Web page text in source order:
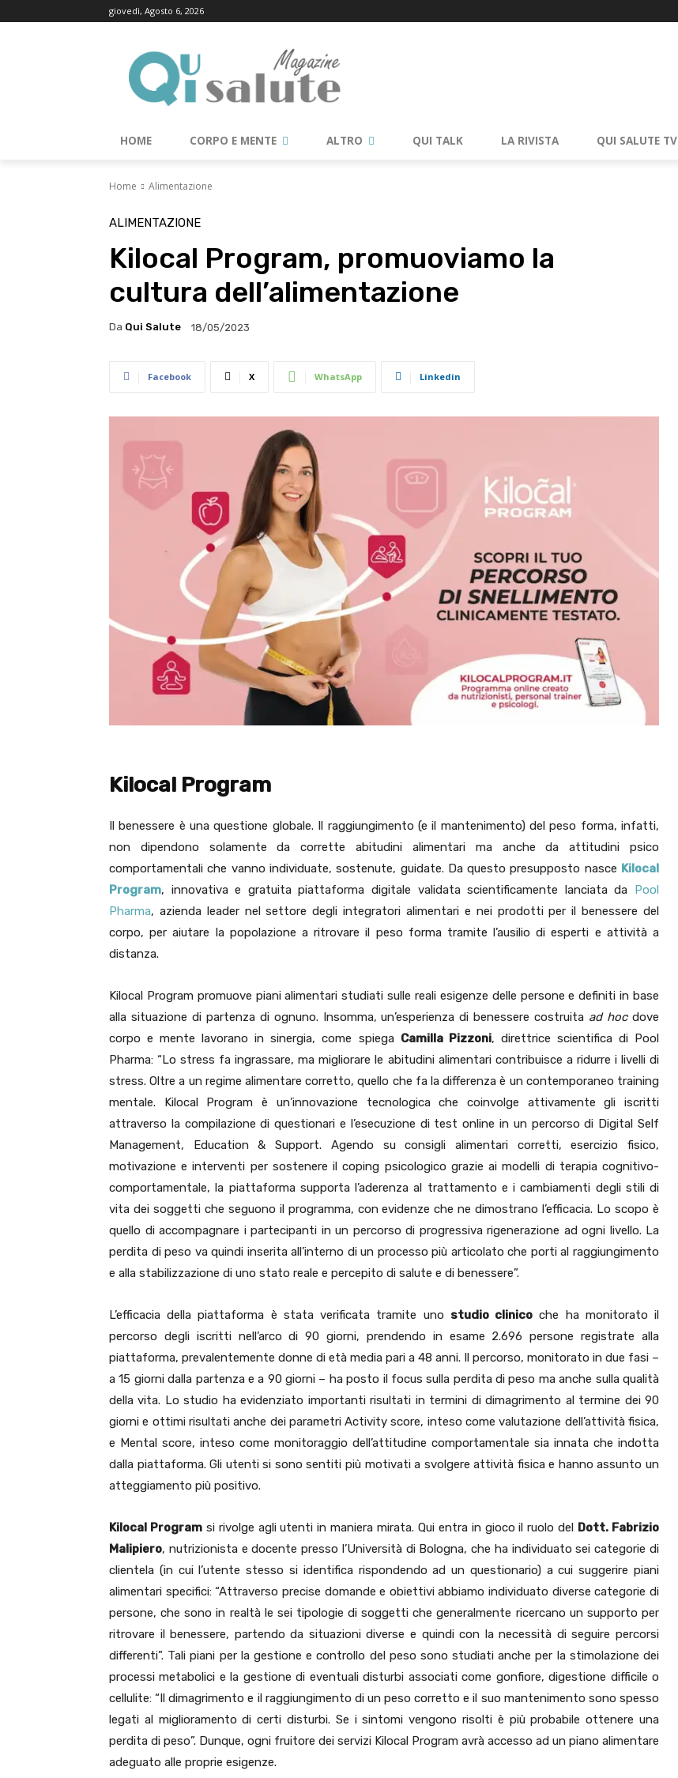
giovedì, Agosto 6, 2026
HOME CORPO E MENTE ALTRO QUI TALK LA RIVISTA QUI SALUTE TV
Home Alimentazione
ALIMENTAZIONE
Kilocal Program, promuoviamo la
cultura dell’alimentazione
Da Qui Salute 18/05/2023
Facebook X WhatsApp Linkedin
Kilocal Program
Il benessere è una questione globale. Il raggiungimento (e il mantenimento) del peso forma, infatti,
non dipendono solamente da corrette abitudini alimentari ma anche da attitudini psico
comportamentali che vanno individuate, sostenute, guidate. Da questo presupposto nasce Kilocal
Program, innovativa e gratuita piattaforma digitale validata scientificamente lanciata da Pool
Pharma, azienda leader nel settore degli integratori alimentari e nei prodotti per il benessere del
corpo, per aiutare la popolazione a ritrovare il peso forma tramite l’ausilio di esperti e attività a
distanza.
Kilocal Program promuove piani alimentari studiati sulle reali esigenze delle persone e definiti in base
alla situazione di partenza di ognuno. Insomma, un’esperienza di benessere costruita ad hocdove
corpo e mente lavorano in sinergia, come spiega Camilla Pizzoni, direttrice scientifica di Pool
Pharma: “Lo stress fa ingrassare, ma migliorare le abitudini alimentari contribuisce a ridurre i livelli di
stress. Oltre a un regime alimentare corretto, quello che fa la differenza è un contemporaneo training
mentale. Kilocal Program è un’innovazione tecnologica che coinvolge attivamente gli iscritti
attraverso la compilazione di questionari e l’esecuzione di test online in un percorso di Digital Self
Management, Education & Support. Agendo su consigli alimentari corretti, esercizio fisico,
motivazione e interventi per sostenere il coping psicologico grazie ai modelli di terapia cognitivo-
comportamentale, la piattaforma supporta l’aderenza al trattamento e i cambiamenti degli stili di
vita dei soggetti che seguono il programma, con evidenze che ne dimostrano l’efficacia. Lo scopo è
quello di accompagnare i partecipanti in un percorso di progressiva rigenerazione ad ogni livello. La
perdita di peso va quindi inserita all’interno di un processo più articolato che porti al raggiungimento
e alla stabilizzazione di uno stato reale e percepito di salute e di benessere”.
L’efficacia della piattaforma è stata verificata tramite uno studio clinico che ha monitorato il
percorso degli iscritti nell’arco di 90 giorni, prendendo in esame 2.696 persone registrate alla
piattaforma, prevalentemente donne di età media pari a 48 anni. Il percorso, monitorato in due fasi –
a 15 giorni dalla partenza e a 90 giorni – ha posto il focus sulla perdita di peso ma anche sulla qualità
della vita. Lo studio ha evidenziato importanti risultati in termini di dimagrimento al termine dei 90
giorni e ottimi risultati anche dei parametri Activity score, inteso come valutazione dell’attività fisica,
e Mental score, inteso come monitoraggio dell’attitudine comportamentale sia innata che indotta
dalla piattaforma. Gli utenti si sono sentiti più motivati a svolgere attività fisica e hanno assunto un
atteggiamento più positivo.
Kilocal Programsi rivolge agli utenti in maniera mirata. Qui entra in gioco il ruolo del Dott. Fabrizio
Malipiero, nutrizionista e docente presso l’Università di Bologna, che ha individuato sei categorie di
clientela (in cui l’utente stesso si identifica rispondendo ad un questionario) a cui suggerire piani
alimentari specifici: “Attraverso precise domande e obiettivi abbiamo individuato diverse categorie di
persone, che sono in realtà le sei tipologie di soggetti che generalmente ricercano un supporto per
ritrovare il benessere, partendo da situazioni diverse e quindi con la necessità di seguire percorsi
differenti”. Tali piani per la gestione e controllo del peso sono studiati anche per la stimolazione dei
processi metabolici e la gestione di eventuali disturbi associati come gonfiore, digestione difficile o
cellulite: “Il dimagrimento e il raggiungimento di un peso corretto e il suo mantenimento sono spesso
legati al miglioramento di certi disturbi. Se i sintomi vengono risolti è più probabile ottenere una
perdita di peso”. Dunque, ogni fruitore dei servizi Kilocal Program avrà accesso ad un piano alimentare
adeguato alle proprie esigenze.